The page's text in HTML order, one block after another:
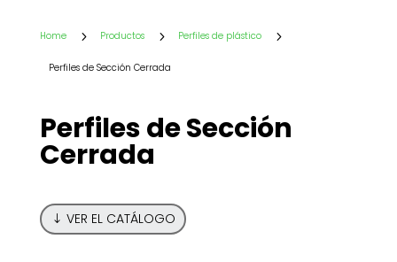
Home 5 Productos 5 Perfiles de plástico 5
Perfiles de Sección Cerrada
Perfiles de Sección
Cerrada
VER EL CATÁLOGO